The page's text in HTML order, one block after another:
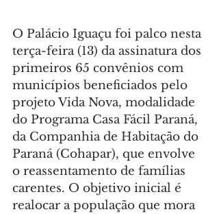
O Palácio Iguaçu foi palco nesta
terça-feira (13) da assinatura dos
primeiros 65 convênios com
municípios beneficiados pelo
projeto Vida Nova, modalidade
do Programa Casa Fácil Paraná,
da Companhia de Habitação do
Paraná (Cohapar), que envolve
o reassentamento de famílias
carentes. O objetivo inicial é
realocar a população que mora